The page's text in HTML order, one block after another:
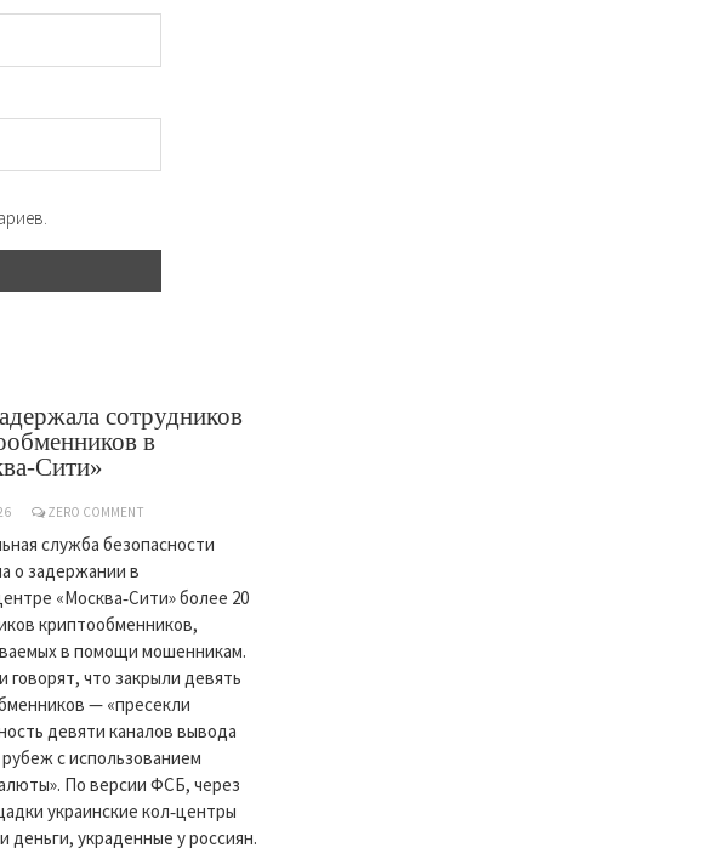
сотрудников
в
Сити»
ZERO COMMENT
служба безопасности
о задержании в
«Москва‑Сити» более 20
криптообменников,
в помощи мошенникам.
говорят, что закрыли девять
— «пресекли
девяти каналов вывода
рубеж с использованием
По версии ФСБ, через
украинские кол‑центры
деньги, украденные у россиян.